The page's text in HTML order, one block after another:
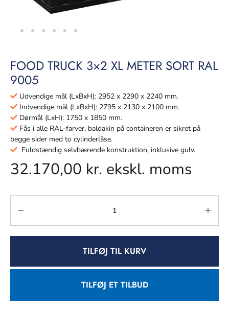
FOOD TRUCK 3×2 XL METER SORT RAL
9005
Udvendige mål (LxBxH): 2952 x 2290 x 2240 mm.
Indvendige mål (LxBxH): 2795 x 2130 x 2100 mm.
Dørmål (LxH): 1750 x 1850 mm.
Fås i alle RAL-farver, baldakin på containeren er sikret på
begge sider med to cylinderlåse.
Fuldstændig selvbærende konstruktion, inklusive gulv.
32.170,00 kr. ekskl. moms
TILFØJ TIL KURV
TILFØJ ET TILBUD